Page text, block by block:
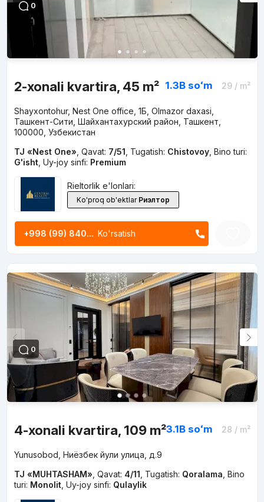
0
2-xonali kvartira, 45 m² 1.3B soʻm 29/ m²
Shayxontohur, Nest One office, 1Б, Olmazor daxasi,
Ташкент-Сити, Шайхантахурский район, Ташкент,
100000, Узбекистан
TJ «Nest One» Qavat: 7/51 Tugatish: Chistovoy, Bino turi:
G'isht, Uy-joy sinfi: Premium
Rieltorlik e'lonlari:
Ko'proq ob'ektlar Риэлтор
+998 (99) 840... Ko'rsatish
0
4-xonali kvartira, 109 m²3.1B soʻm 28 / m²
Yunusobod, Ниёзбек йули улица, д.9
TJ «MUHTASHAM» Qavat: 4/11 Tugatish: Qoralama Bino
turi: Monolit, Uy-joy sinfi: Qulaylik